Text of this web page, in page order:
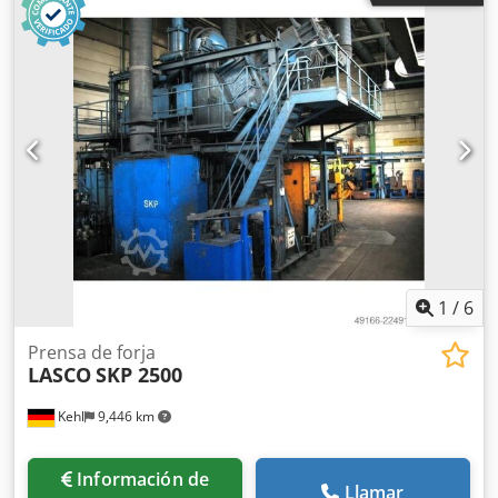
aprox.: 23 kg Se trata de un aparato de sobremesa. La
altura del émbolo puede ajustarse aflojando los tornillos
Allen hasta 140 mm mediante la manivela. Soporte del
émbolo Ø 10 mm con muelle de retorno Base con 2
orificios de sujeción Ø 12 mm *
1 / 6
Kehl 9,446 km
Prensa de forja
LASCOSKP 2500
Información de
Llamar